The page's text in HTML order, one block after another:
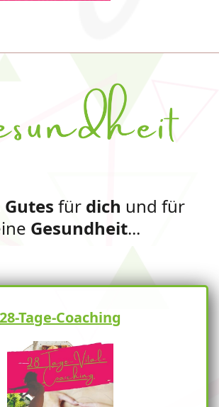
Gutes für dich und für
Gesundheit...
28-Tage-Coaching